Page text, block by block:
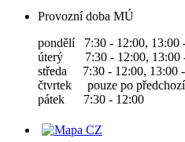
Provozní doba MÚ
pondělí 7:30 - 12:00, 13:00
úterý 7:30 - 12:00, 13:00
středa 7:30 - 12:00, 13:00 -
čtvrtek pouze po
pátek 7:30 - 12:00